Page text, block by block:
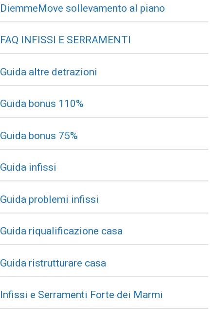
DiemmeMove sollevamento al piano
FAQ INFISSI E SERRAMENTI
Guida altre detrazioni
Guida bonus 110%
Guida bonus 75%
Guida infissi
Guida problemi infissi
Guida riqualificazione casa
Guida ristrutturare casa
Infissi e Serramenti Forte dei Marmi